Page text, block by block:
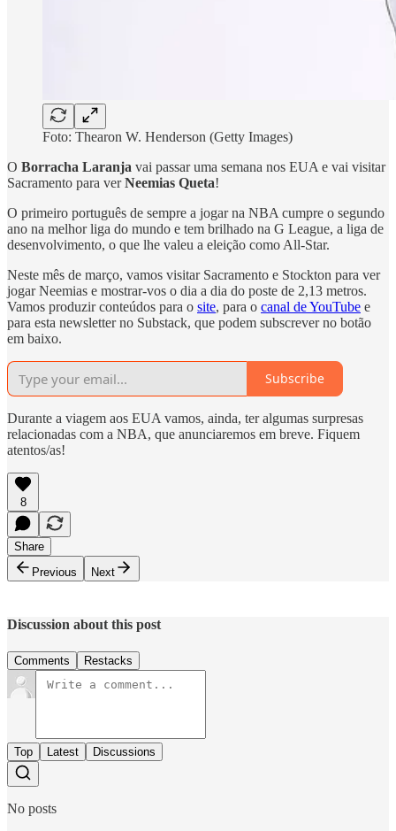
Foto: Thearon W. Henderson (Getty Images)
O Borracha Laranja vai passar uma semana nos EUA e vai visitar
Sacramento para verNeemias Queta!
O primeiro português de sempre a jogar na NBA cumpre o segundo
ano na melhor liga do mundo e tem brilhado na G League, a liga de
desenvolvimento, o que lhe valeu a eleição como All-Star.
Neste mês de março, vamos visitar Sacramento e Stockton para ver
jogar Neemias e mostrar-vos o dia a dia do poste de 2,13 metros.
Vamos produzir conteúdos para o site, para o canal de YouTube e
para esta newsletter no Substack, que podem subscrever no botão
em baixo.
Subscribe
Durante a viagem aos EUA vamos, ainda, ter algumas surpresas
relacionadas com a NBA, que anunciaremos em breve. Fiquem
atentos/as!
8
Share
Previous
Next
Discussion about this post
Comments Restacks
Top Latest Discussions
No posts